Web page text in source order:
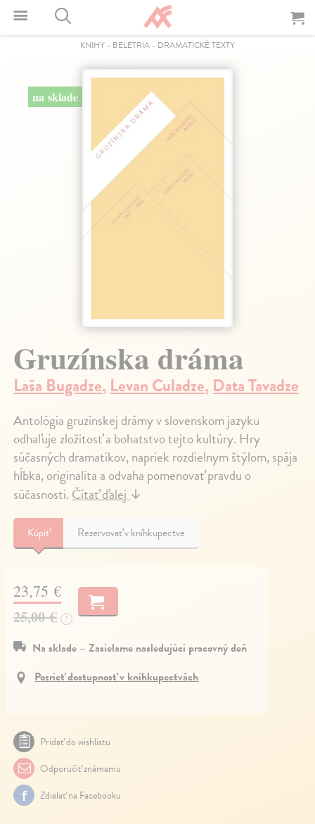
KNIHY - BELETRIA - DRAMATICKÉ TEXTY
na sklade
Gruzínska dráma
Laša Bugadze,Levan Culadze,Data Tavadze
Antológia gruzínskej drámy v slovenskom jazyku
odhaľuje zložitosť a bohatstvo tejto kultúry. Hry
súčasných dramatikov, napriek rozdielnym štýlom, spája
hĺbka, originalita a odvaha pomenovať pravdu o
súčasnosti.Čítať ďalej↓
Kúpiť Rezervovať v kníhkupectve
23,75 €
25,00 € ?
Na sklade – Zasielame nasledujúci pracovný deň
Pozrieť dostupnosť v kníhkupectvách
Pridať do wishlistu
Odporučiť známemu
Zdielať na Facebooku